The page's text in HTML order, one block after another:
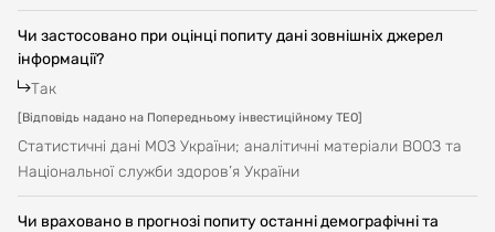
Чи застосовано при оцінці попиту дані зовнішніх джерел
інформації?
Так
[Відповідь надано на Попередньому інвестиційному ТЕО]
Статистичні дані МОЗ України; аналітичні матеріали ВООЗ та
Національної служби здоров’я України
Чи враховано в прогнозі попиту останні демографічні та